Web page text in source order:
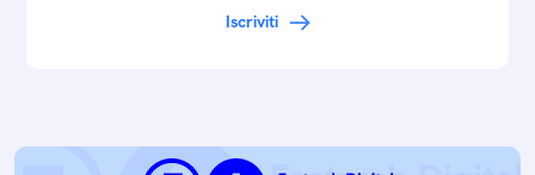
Iscriviti